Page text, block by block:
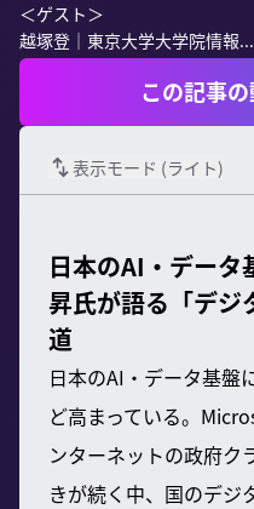
＜ゲスト＞
越塚登｜東京大学大学院情報...
この記事
表示モード (ライト)
日本のAI・データ
昇氏が語る「デジ
道
日本のAI・データ基盤
ど高まっている。
ンターネットの政府ク
きが続く中、国のデジ